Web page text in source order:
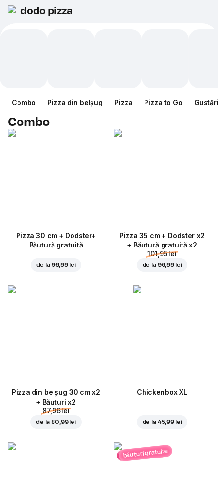
dodo pizza
Combo Pizza din belșug Pizza Pizza to Go Gustări
Combo
Pizza 30 cm + Dodster+
Băutură gratuită
de la 96,99 lei
Pizza 35 cm + Dodster x2
+ Băutură gratuită x2
101,95 lei
de la 96,99 lei
Pizza din belșug 30 cm x2
+ Băuturi x2
87,96 lei
de la80,99 lei
Chickenbox XL
de la 45,99 lei
băuturi gratuite